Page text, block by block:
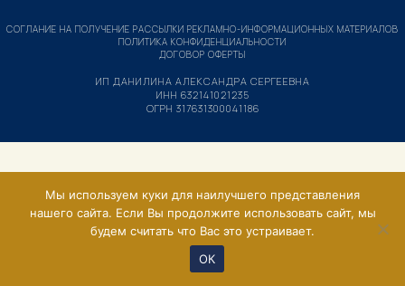
ИП ДАНИЛИНА АЛЕКСАНДРА СЕРГЕЕВНА
ИНН 632141021235
ОГРН 317631300041186
СОГЛАНИЕ НА ПОЛУЧЕНИЕ РАССЫЛКИ РЕКЛАМНО-ИНФОРМАЦИОННЫХ МАТЕРИАЛОВ
ПОЛИТИКА КОНФИДЕНЦИАЛЬНОСТИ
ДОГОВОР ОФЕРТЫ
Мы используем куки для наилучшего представления
нашего сайта. Если Вы продолжите использовать сайт, мы
будем считать что Вас это устраивает.
ОК